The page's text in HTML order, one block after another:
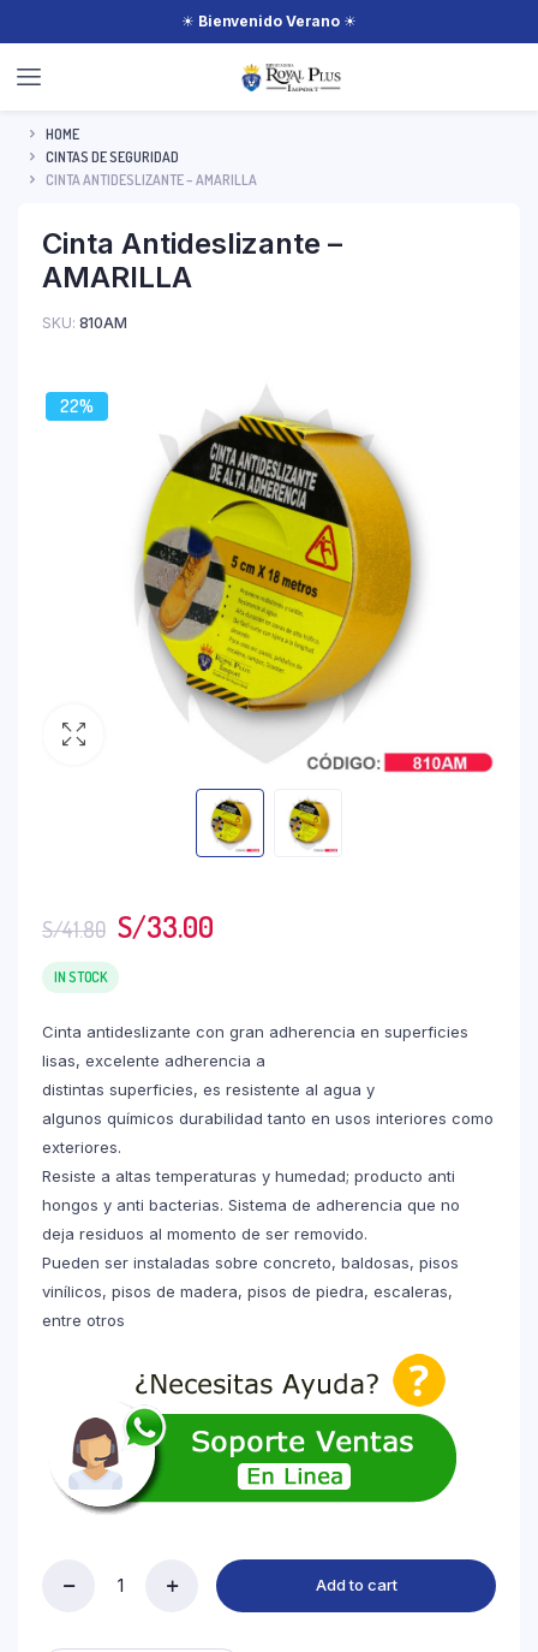
☀ Bienvenido Verano ☀
HOME
CINTAS DE SEGURIDAD
CINTA ANTIDESLIZANTE – AMARILLA
Cinta Antideslizante –
AMARILLA
SKU: 810AM
22%
S/41.80 S/33.00
IN STOCK
Cinta antideslizante con gran adherencia en superficies
lisas, excelente adherencia a
distintas superficies, es resistente al agua y
algunos químicos durabilidad tanto en usos interiores como
exteriores.
Resiste a altas temperaturas y humedad; producto anti
hongos y anti bacterias. Sistema de adherencia que no
deja residuos al momento de ser removido.
Pueden ser instaladas sobre concreto, baldosas, pisos
vinílicos, pisos de madera, pisos de piedra, escaleras,
entre otros
Add to cart